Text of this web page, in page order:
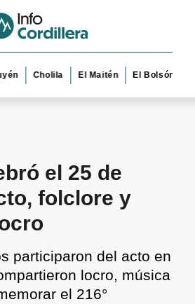
Cholila El Maitén El Bolsón Esquel
el 25 de
folclore y
participaron del acto en
locro, música
el 216°